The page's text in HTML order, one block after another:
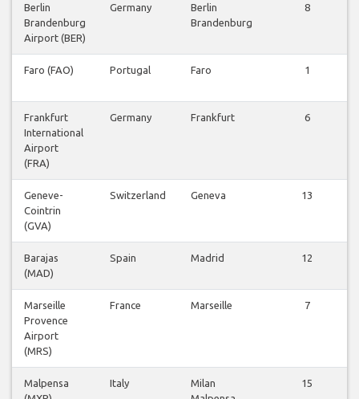
Berlin
Brandenburg
Airport (BER)
Germany
Berlin
Brandenburg
8
Faro (FAO) Portugal Faro 1
Frankfurt
International
Airport
(FRA)
Germany Frankfurt 6
Geneve-
Cointrin
(GVA)
Switzerland Geneva 13
Barajas
(MAD)
Spain Madrid 12
Marseille
Provence
Airport
(MRS)
France Marseille 7
Malpensa
Italy
Milan
15